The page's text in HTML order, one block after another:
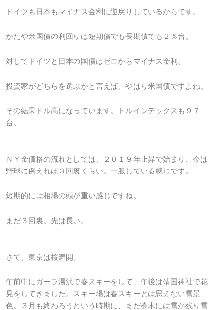
ドイツも日本もマイナス金利に逆戻りしているからです。
かたや米国債の利回りは短期債でも長期債でも２％台。
対してドイツと日本の国債はゼロからマイナス金利。
投資家がどちらを選ぶかと言えば、やはり米国債ですよね。
その結果ドル高になっています。ドルインデックスも９７
台。
ＮＹ金価格の流れとしては、２０１９年上昇で始まり、今は
野球に例えれば３回裏くらい。一服している感じです。
短期的には相場の頭が重い感じですね。
まだ３回裏。先は長い。
さて、東京は桜満開。
午前中にガーラ湯沢で春スキーをして、午後は靖国神社で花
見をしてきました。スキー場は春スキーとは思えない雪景
色。３月も終わろうという時期に、まだ樹木には雪が残り雪